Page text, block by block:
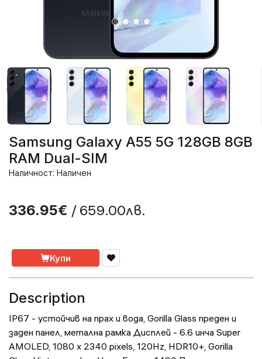
Samsung Galaxy A55 5G 128GB 8GB
RAM Dual-SIM
Наличност: Наличен
336.95€ / 659.00лв.
Купи
Description
IP67 - устойчив на прах и вода, Gorilla Glass преден и
заден панел, метална рамка Дисплей - 6.6 инча Super
AMOLED, 1080 x 2340 pixels, 120Hz, HDR10+, Gorilla